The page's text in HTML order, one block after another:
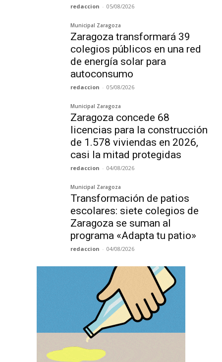
redaccion - 05/08/2026
Municipal Zaragoza
Zaragoza transformará 39
colegios públicos en una red
de energía solar para
autoconsumo
redaccion - 05/08/2026
Municipal Zaragoza
Zaragoza concede 68
licencias para la construcción
de 1.578 viviendas en 2026,
casi la mitad protegidas
redaccion - 04/08/2026
Municipal Zaragoza
Transformación de patios
escolares: siete colegios de
Zaragoza se suman al
programa «Adapta tu patio»
redaccion - 04/08/2026